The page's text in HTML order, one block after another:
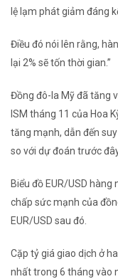
lệ lạm phát giảm đáng
Điều đó nói lên rằng,
lại 2% sẽ tốn thời gian.”
Đồng đô-la Mỹ đã tăng
ISM tháng 11 của Hoa
tăng mạnh, dẫn đến
so với dự đoán trước
Biểu đồ EUR/USD
chấp sức mạnh của
EUR/USD sau đó.
Cặp tỷ giá giao dịch ở
nhất trong 6 tháng vào